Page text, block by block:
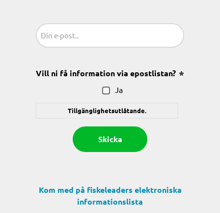
Vill ni få information via epostlistan?
Ja
Tillgänglighetsutlåtande.
Kom med på fiskeleaders elektroniska
informationslista